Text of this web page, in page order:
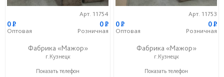
Арт. 11754
0P
Оптовая
0P
Розничная
Фабрика «Мажор»
г.Кузнецк
+7 (999) 611-98-99
Показать телефон
Арт. 11753
0P
Оптовая
0P
Розничная
Фабрика «Мажор»
г.Кузнецк
+7 (999) 611-98-99
Показать телефон